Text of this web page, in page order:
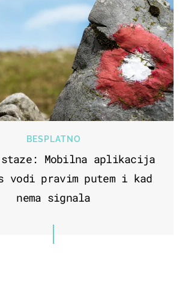
BESPLATNO
staze: Mobilna aplikacija
vodi pravim putem i kad
nema signala